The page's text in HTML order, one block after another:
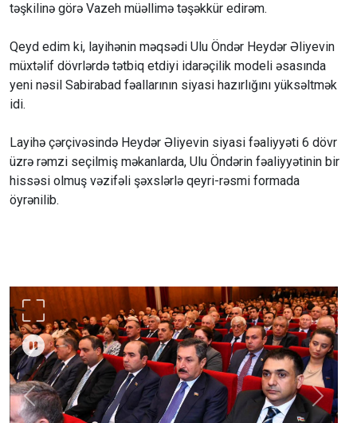
təşkilinə görə Vazeh müəllimə təşəkkür edirəm.
Qeyd edim ki, layihənin məqsədi Ulu Öndər Heydər Əliyevin
müxtəlif dövrlərdə tətbiq etdiyi idarəçilik modeli əsasında
yeni nəsil Sabirabad fəallarının siyasi hazırlığını yüksəltmək
idi.
Layihə çərçivəsində Heydər Əliyevin siyasi fəaliyyəti 6 dövr
üzrə rəmzi seçilmiş məkanlarda, Ulu Öndərin fəaliyyətinin bir
hissəsi olmuş vəzifəli şəxslərlə qeyri-rəsmi formada
öyrənilib.
Previous Next